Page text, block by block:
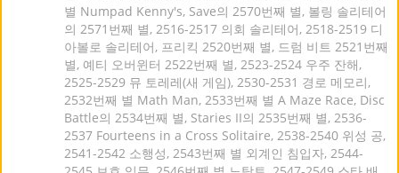
별 Numpad Kenny's, Save의 2570번째 별, 볼링 솔리테어
의 2571번째 별, 2516-2517 의회 솔리테어, 2518-2519 디
아볼로 솔리테어, 프리킥 2520번째 별, 드럼 비트 2521번째
별, 예티 오버윈터 2522번째 별, 2523-2524 우주 잔해,
2525-2529 뮤 토레레(새 게임), 2530-2531 경로 메모리,
2532번째 별 Math Man, 2533번째 별 A Maze Race, Disc
Battle의 2534번째 별, Staries II의 2535번째 별, 2536-
2537 Fourteens in a Cross Solitaire, 2538-2540 위성 공,
2541-2542 소행성, 2543번째 별 외계인 침입자, 2544-